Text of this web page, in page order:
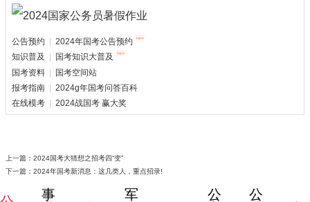
公告预约
2024年国考公告预约
知识普及
国考知识大普及
国考资料
国考空间站
报考指南
2024g年国考问答百科
在线模考
2024战国考 赢大奖
上一篇： 2024国考大猜想之招考四“变”
下一篇： 2024年国考新消息：这几类人，重点招录!
事
军
公
公